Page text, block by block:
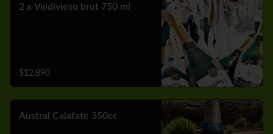
2 x Valdivieso brut 750 ml
$12.890
Austral Calafate 350cc